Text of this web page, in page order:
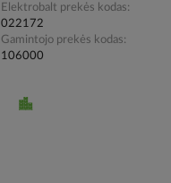
Elektrobalt prekės kodas
022172
Gamintojo prekės kodas
106000